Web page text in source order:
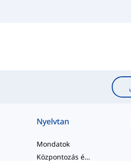
Nyelvtan
Mondatok
Központozás és Helyesírás